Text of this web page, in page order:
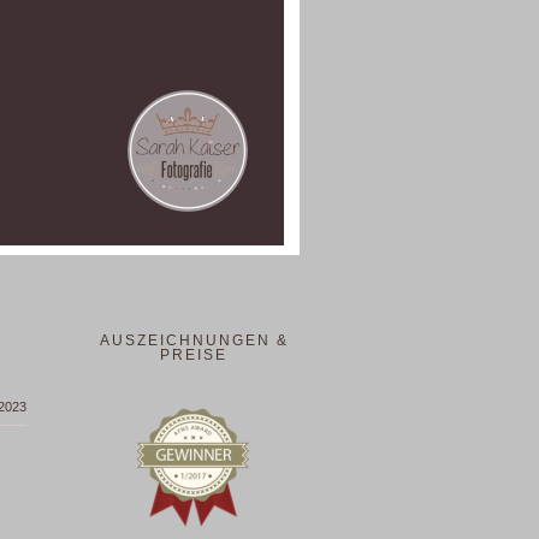
AUSZEICHNUNGEN &
PREISE